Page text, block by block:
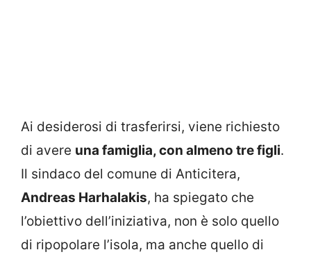
Ai desiderosi di trasferirsi, viene richiesto
di avere una famiglia, con almeno tre figli.
Il sindaco del comune di Anticitera,
Andreas Harhalakis, ha spiegato che
l’obiettivo dell’iniziativa, non è solo quello
di ripopolare l’isola, ma anche quello di